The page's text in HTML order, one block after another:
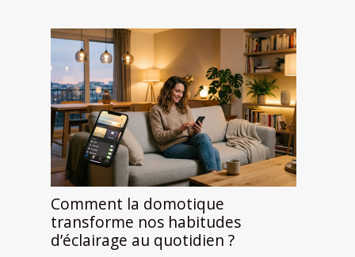
Comment la domotique
transforme nos habitudes
d’éclairage au quotidien ?